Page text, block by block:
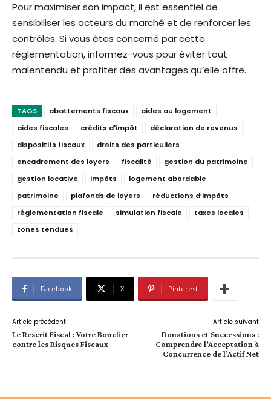
Pour maximiser son impact, il est essentiel de
sensibiliser les acteurs du marché et de renforcer les
contrôles. Si vous êtes concerné par cette
réglementation, informez-vous pour éviter tout
malentendu et profiter des avantages qu’elle offre.
TAGS abattements fiscaux
aides au logement
aides fiscales
crédits d'impôt
déclaration de revenus
dispositifs fiscaux
droits des particuliers
encadrement des loyers
fiscalité
gestion du patrimoine
gestion locative
impôts
logement abordable
patrimoine
plafonds de loyers
réductions d’impôts
réglementation fiscale
simulation fiscale
taxes locales
zones tendues
Facebook X Pinterest
Article précédent
Le Rescrit Fiscal : Votre Bouclier
contre les Risques Fiscaux
Article suivant
Donations et Successions :
Comprendre l’Acceptation à
Concurrence de l’Actif Net